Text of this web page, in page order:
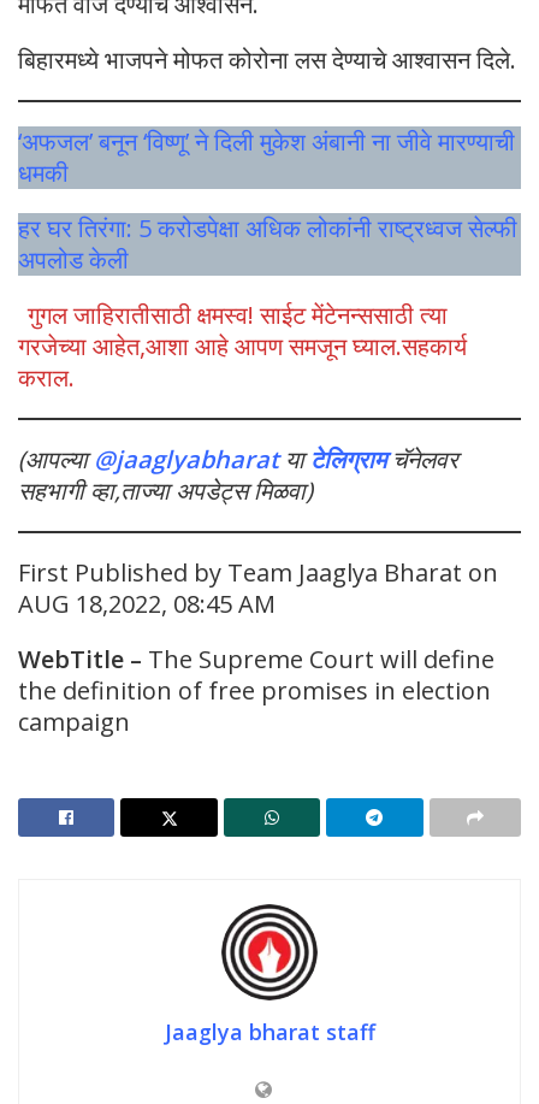
बिहारमध्ये भाजपने मोफत कोरोना लस देण्याचे आश्वासन दिले.
‘अफजल’ बनून ‘विष्णू’ ने दिली मुकेश अंबानी ना जीवे मारण्याची
धमकी
हर घर तिरंगा: 5 करोडपेक्षा अधिक लोकांनी राष्ट्रध्वज सेल्फी
अपलोड केली
गुगल जाहिरातीसाठी क्षमस्व! साईट मेंटेनन्ससाठी त्या
गरजेच्या आहेत,आशा आहे आपण समजून घ्याल.सहकार्य
कराल.
(आपल्या@jaaglyabharat याटेलिग्राम चॅनेलवर
सहभागी व्हा,ताज्या अपडेट्स मिळवा)
First Published by Team Jaaglya Bharat on
AUG 18,2022, 08:45 AM
WebTitle – The Supreme Court will define
the definition of free promises in election
campaign
Jaaglya bharat staff